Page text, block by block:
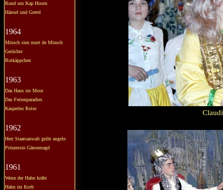
Rund um Kap Hoorn
Hänsel und Gretel
1964
Minsch sien mutt de Minsch
Gerüchte
Rotkäppchen
1963
Das Haus im Moor
Das Ferienparadies
Kasperles Reise
1962
Herr Staatsanwalt geiht angeln
Prinzessin Gänsemagd
1961
Wenn der Hahn kräht
Hahn im Korb